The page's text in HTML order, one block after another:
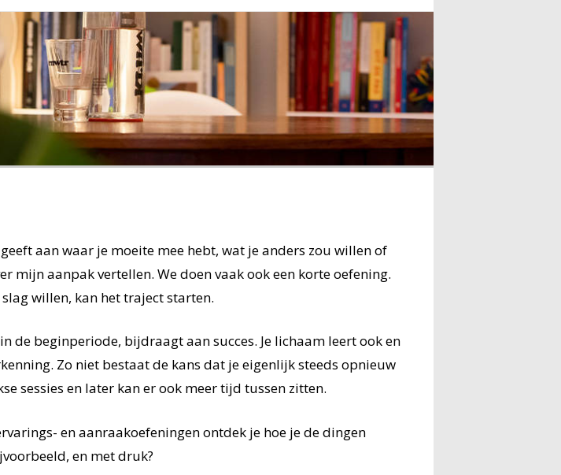
aan waar je moeite mee hebt, wat je anders zou willen of
mijn aanpak vertellen. We doen vaak ook een korte oefening.
willen, kan het traject starten.
de beginperiode, bijdraagt aan succes. Je lichaam leert ook en
Zo niet bestaat de kans dat je eigenlijk steeds opnieuw
sessies en later kan er ook meer tijd tussen zitten.
en aanraakoefeningen ontdek je hoe je de dingen
en met druk?